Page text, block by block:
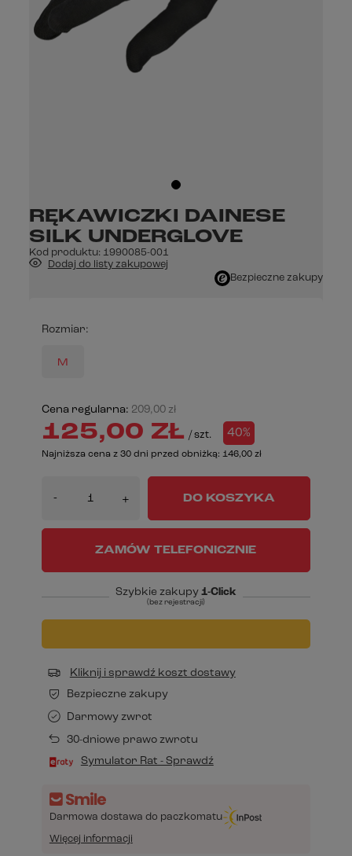
RĘKAWICZKI DAINESE
SILK UNDERGLOVE
Kod produktu: 1990085-001
Dodaj do listy zakupowej
Bezpieczne zakupy
Rozmiar
M
Cena regularna: 209,00 zł
125,00 ZŁ / szt. 40%
Najniższa cena z 30 dni przed obniżką: 146,00 zł
- + DO KOSZYKA
ZAMÓW TELEFONICZNIE
Szybkie zakupy 1-Click
(bez rejestracji)
Kliknij i sprawdź koszt dostawy
Bezpieczne zakupy
Darmowy zwrot
30-dniowe prawo zwrotu
Symulator Rat - Sprawdź
Darmowa dostawa do paczkomatu
Więcej informacji